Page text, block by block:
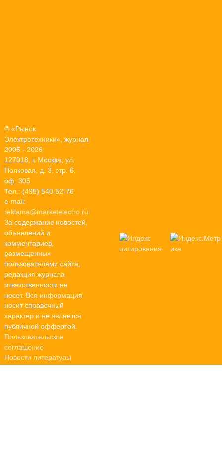
© «Рынок
Электротехники», журнал
2005 - 2026
127018, г. Москва, ул.
Полковая, д. 3, стр. 6,
оф. 305
Тел.: (495) 540-52-76
e-mail:
reklama@marketelectro.ru
За содержание новостей,
объявлений и
комментариев,
размещенных
пользователями сайта,
редакция журнала
ответственности не
несет. Вся информация
носит справочный
характер и не является
публичной оффертой.
Пользовательское
соглашение
Новости литературы